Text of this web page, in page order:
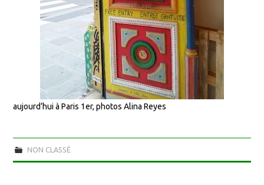
aujourd’hui à Paris 1er, photos Alina Reyes
NON CLASSÉ